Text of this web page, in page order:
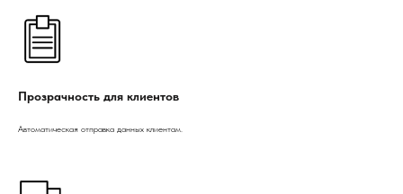
Прозрачность для клиентов
Автоматическая отправка данных клиентам.